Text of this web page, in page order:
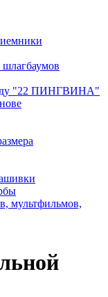
"22 ПИНГВИНА"
мультфильмов,